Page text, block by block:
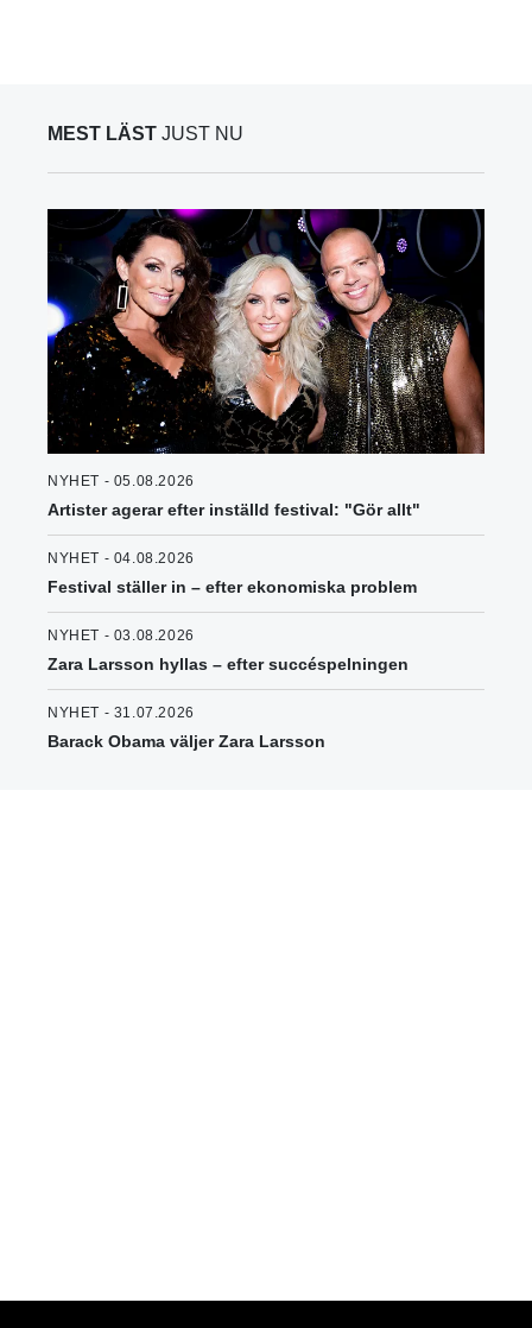
MEST LÄST JUST NU
NYHET - 05.08.2026
Artister agerar efter inställd festival: "Gör allt"
NYHET - 04.08.2026
Festival ställer in – efter ekonomiska problem
NYHET - 03.08.2026
Zara Larsson hyllas – efter succéspelningen
NYHET - 31.07.2026
Barack Obama väljer Zara Larsson